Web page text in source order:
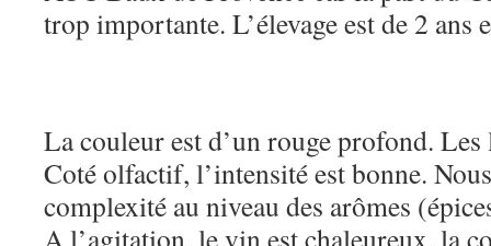
trop importante. L’élevage est de 2 ans
La couleur est d’un rouge profond. Les
Coté olfactif, l’intensité est bonne.
complexité au niveau des arômes